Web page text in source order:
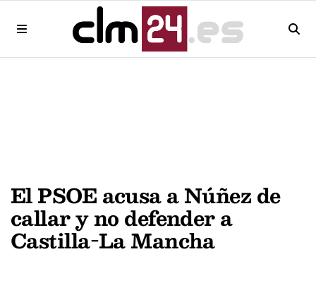
El PSOE acusa a Núñez de
callar y no defender a
Castilla-La Mancha